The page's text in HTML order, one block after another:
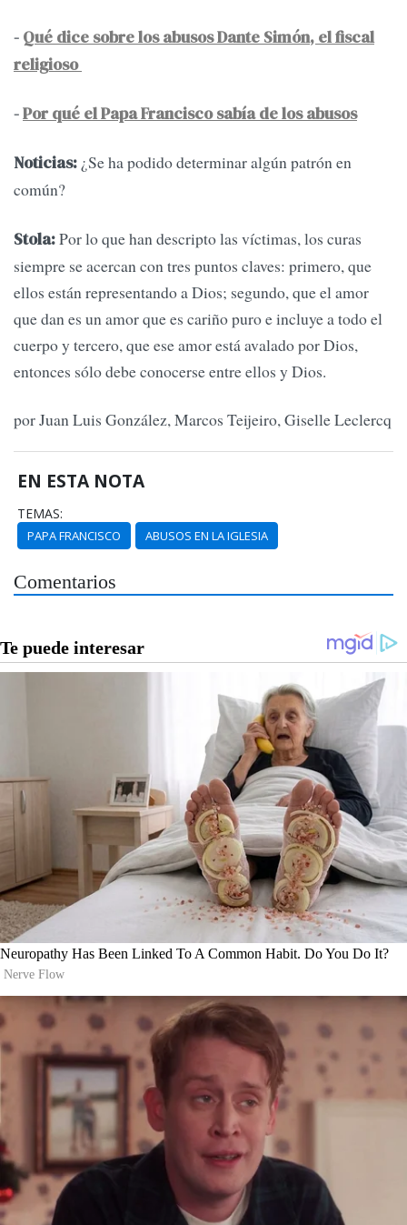
- Qué dice sobre los abusos Dante Simón, el fiscal
religioso
-Por qué el Papa Francisco sabía de los abusos
Noticias: ¿Se ha podido determinar algún patrón en
común?
Stola:Por lo que han descripto las víctimas, los curas
siempre se acercan con tres puntos claves: primero, que
ellos están representando a Dios; segundo, que el amor
que dan es un amor que es cariño puro e incluye a todo el
cuerpo y tercero, que ese amor está avalado por Dios,
entonces sólo debe conocerse entre ellos y Dios.
por Juan Luis González, Marcos Teijeiro, Giselle Leclercq
EN ESTA NOTA
TEMAS:
PAPA FRANCISCO ABUSOS EN LA IGLESIA
Comentarios